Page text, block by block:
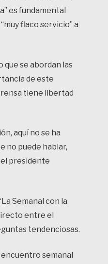
es fundamental
flaco servicio” a
se abordan las
de este
tiene libertad
aquí no se ha
no puede hablar,
presidente
Semanal con la
entre el
tendenciosas.
semanal